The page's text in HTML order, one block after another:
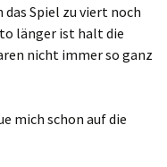
Spiel zu viert noch
länger ist halt die
nicht immer so ganz
mich schon auf die